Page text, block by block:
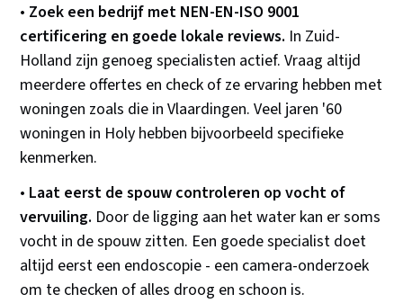
• Zoek een bedrijf met NEN-EN-ISO 9001
certificering en goede lokale reviews. In Zuid-
Holland zijn genoeg specialisten actief. Vraag altijd
meerdere offertes en check of ze ervaring hebben met
woningen zoals die in Vlaardingen. Veel jaren '60
woningen in Holy hebben bijvoorbeeld specifieke
kenmerken.
• Laat eerst de spouw controleren op vocht of
vervuiling. Door de ligging aan het water kan er soms
vocht in de spouw zitten. Een goede specialist doet
altijd eerst een endoscopie - een camera-onderzoek
om te checken of alles droog en schoon is.